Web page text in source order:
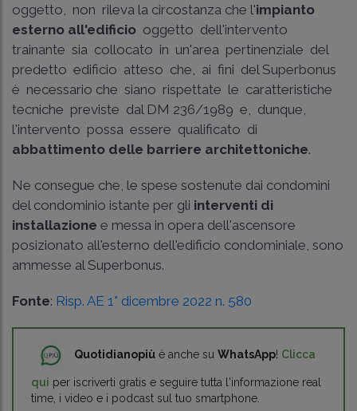
oggetto, non rileva la circostanza che l'impianto
esterno all'edificio oggetto dell'intervento
trainante sia collocato in un'area pertinenziale del
predetto edificio atteso che, ai fini del Superbonus
è necessario che siano rispettate le caratteristiche
tecniche previste dal DM 236/1989 e, dunque,
l'intervento possa essere qualificato di
abbattimento delle barriere architettoniche.
Ne consegue che, le spese sostenute dai condomini
del condominio istante per gli interventi di
installazione e messa in opera dell'ascensore
posizionato all'esterno dell'edificio condominiale, sono
ammesse al Superbonus.
Fonte: Risp. AE 1° dicembre 2022 n. 580
Quotidianopiù è anche su WhatsApp! Clicca
qui per iscriverti gratis e seguire tutta l'informazione real
time, i video e i podcast sul tuo smartphone.